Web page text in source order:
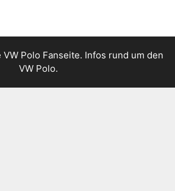
Polo Fanseite. Infos rund um den
VW Polo.